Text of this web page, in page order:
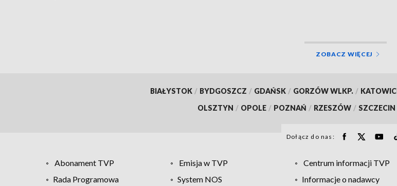
ZOBACZ WIĘCEJ
BIAŁYSTOK / BYDGOSZCZ / GDAŃSK / GORZÓW WLKP. /
OLSZTYN / OPOLE / POZNAŃ / RZESZÓW / SZCZECIN
Dołącz do nas:
Abonament TVP Emisja w TVP Centrum informacji TVP
Rada Programowa
System NOS Informacje o nadawcy